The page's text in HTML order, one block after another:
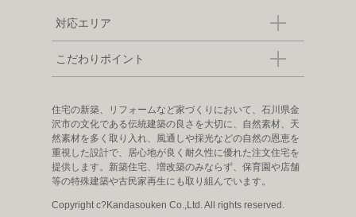
対応エリア
こだわりポイント
住宅の新築、リフォームなど家づくりにおいて、石川県金
沢市の文化である伝統建築の良さを大切に、自然素材、天
然素材を多く取り入れ、風通しや採光などの自然の恩恵を
重視した設計で、居心地が良く耐久性に優れた注文住宅を
提供します。新築住宅、増改築のみならず、保育園や店舗
等の特殊建築や古民家再生にも取り組んでいます。
Copyright c?Kandasouken Co.,Ltd. All rights reserved.